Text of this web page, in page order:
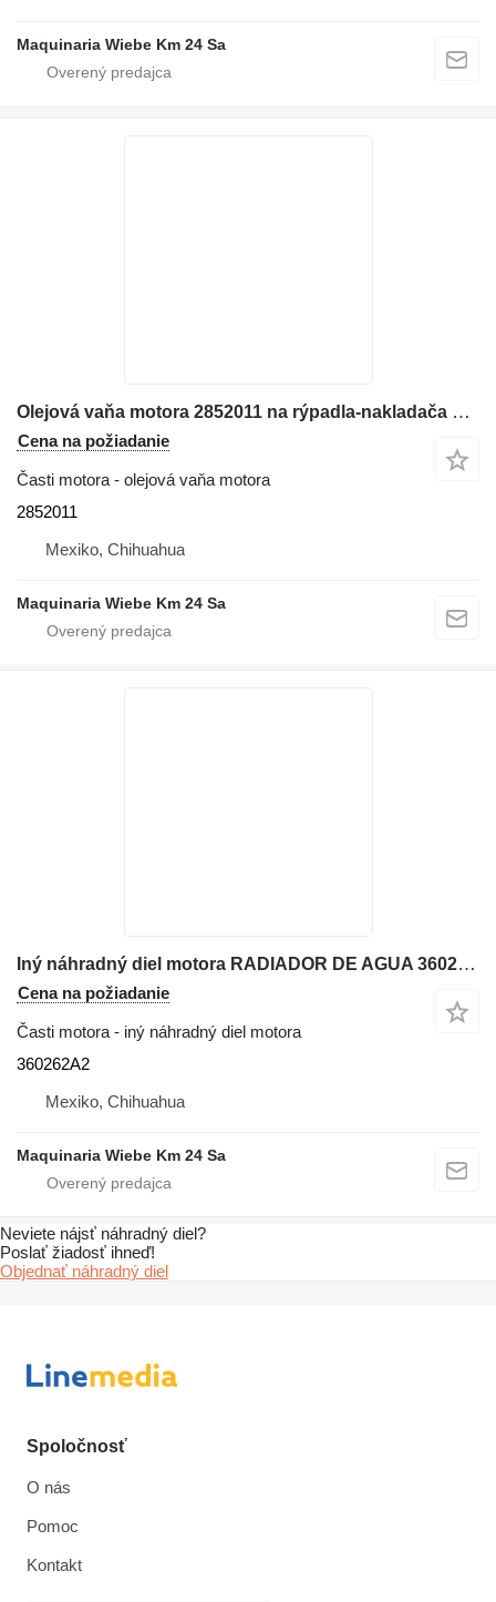
Maquinaria Wiebe Km 24 Sa
Olejová vaňa motora 2852011 na rýpadla-nakladača Case 580N
Cena na požiadanie
Časti motora - olejová vaňa motora
2852011
Mexiko, Chihuahua
Maquinaria Wiebe Km 24 Sa
Iný náhradný diel motora RADIADOR DE AGUA 360262A2 na rýpadla-nakladača Case 580N
Cena na požiadanie
Časti motora - iný náhradný diel motora
360262A2
Mexiko, Chihuahua
Maquinaria Wiebe Km 24 Sa
Neviete nájsť náhradný diel?
Poslať žiadosť ihneď!
Objednať náhradný diel
Spoločnosť
O nás
Pomoc
Kontakt